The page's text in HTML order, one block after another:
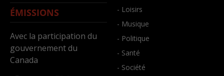
ÉMISSIONS
Avec la participation du
gouvernement du
Canada
- Loisirs
- Musique
- Politique
- Santé
- Société